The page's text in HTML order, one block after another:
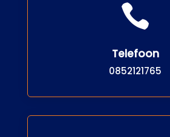

Telefoon
0852121765